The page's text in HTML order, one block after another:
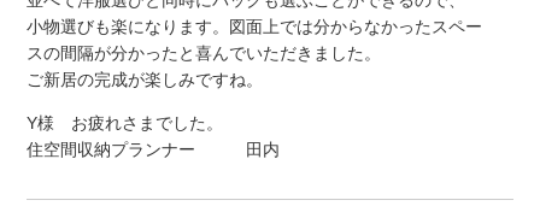
小物選びも楽になります。図面上では分からなかったスペー
スの間隔が分かったと喜んでいただきました。
ご新居の完成が楽しみですね。
Y様 お疲れさまでした。
住空間収納プランナー 田内